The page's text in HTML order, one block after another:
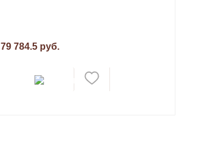
79 784.5 руб.